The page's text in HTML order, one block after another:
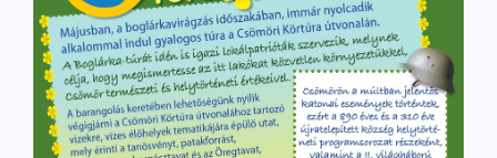
ELÉRHETŐSÉGEK
TAGDÍJ BEFIZETÉS